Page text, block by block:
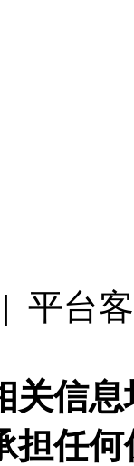
| 平台
关信
担任